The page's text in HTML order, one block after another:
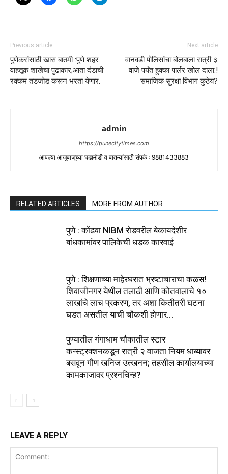
Previous article
पुणेकरांसाठी खास बातमी :पुणे शहर
वाहतूक शाखेचा पुढाकार;आता दंडाची
रक्कम तडजोड करून भरता येणार.
Next article
वानवडी पोलिसांचा बोलबाला रात्री ३
वाजे पर्यंत हुक्का पार्लर खोल दाला.!
समाजिक सुरक्षा विभाग कुठेय?
admin
https://punecitytimes.com
आपल्या आजूबाजूच्या घडामोडी व बातम्यांसाठी संपर्क : 9881433883
RELATED ARTICLES MORE FROM AUTHOR
पुणे : कोंढवा NIBM रोडवरील बेकायदेशीर
बांधकामांवर पालिकेची धडक कारवाई
पुणे : शिक्षणाच्या माहेरघरात भ्रष्टाचाराचा कळस!
शिवाजीनगर येथील तलाठी आणि कोतवालाचे १०
लाखांचे लाच प्रकरण, तर अशा कितीतरी घटना
घडत असतील याची चौकशी होणार...
पुण्यातील गंगाधाम चौकातील स्टार
कन्स्ट्रक्शनकडून रात्री २ वाजता नियम धाब्यावर
बसवून गौण खनिज उत्खनन; तहसील कार्यालयाच्या
कामकाजावर प्रश्नचिन्ह?
LEAVE A REPLY